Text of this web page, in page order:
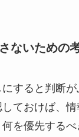
ないための
すると判断
ておけば、
を優先する